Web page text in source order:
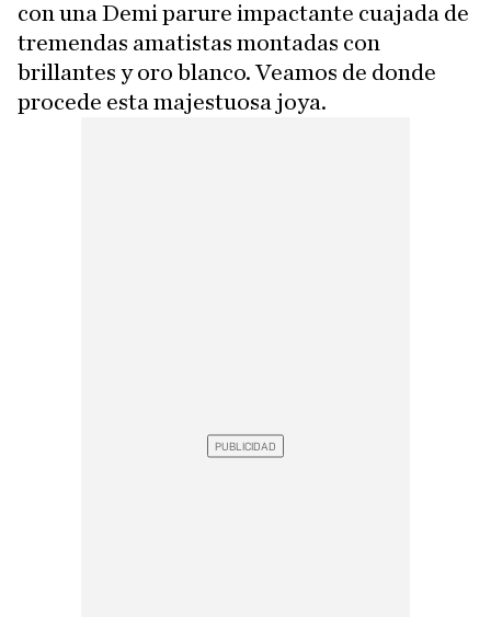
con una Demi parure impactante cuajada de
tremendas amatistas montadas con
brillantes y oro blanco. Veamos de donde
procede esta majestuosa joya.